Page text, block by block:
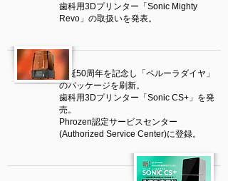
歯科用3Dプリンター「Sonic Mighty
Revo」の取扱いを発表。
2025年
生誕50周年を記念し「ペルーラダイヤ」
のパッケージを刷新。
歯科用3Dプリンター「Sonic CS+」を発
売。
Phrozen認定サービスセンター
(Authorized Service Center)に登録。